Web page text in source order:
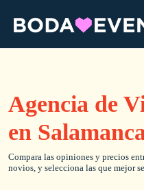
Agencia de
en
Compara las opiniones y precios
novios, y selecciona las que mejor